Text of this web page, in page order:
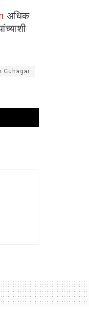
अधिक
Guhagar